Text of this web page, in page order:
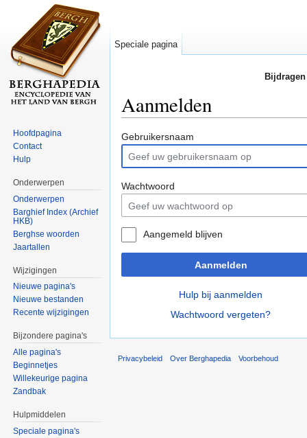
Aanmelden
Gebruikersnaam
Wachtwoord
Aangemeld blijven
Aanmelden
Hulp bij aanmelden
Wachtwoord vergeten?
Speciale pagina
Hoofdpagina
Contact
Hulp
Onderwerpen
Onderwerpen
Barghief Index (Archief
HKB)
Berghse woorden
Jaartallen
Wijzigingen
Nieuwe pagina's
Nieuwe bestanden
Recente wijzigingen
Bijzondere pagina's
Alle pagina's
Beginnetjes
Willekeurige pagina
Zandbak
Hulpmiddelen
Speciale pagina's
Privacybeleid Over Berghapedia Voorbehoud